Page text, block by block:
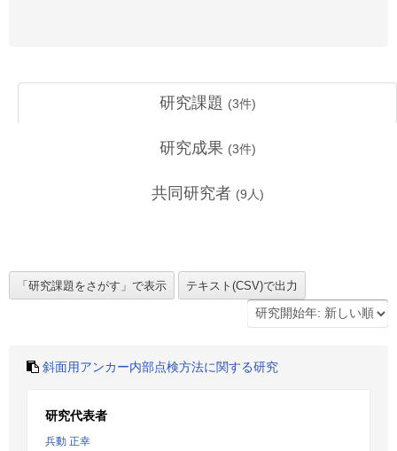
研究課題 (3件)
研究成果 (3件)
共同研究者 (9 人)
斜面用アンカー内部点検方法に関する研究
研究代表者
兵動 正幸